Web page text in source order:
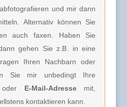
und mir dann
Alternativ können Sie
auch faxen. Haben Sie
gehen Sie z.B. in eine
Ihren Nachbarn oder
Sie mir unbedingt Ihre
E-Mail-Adressemit,
kontaktieren kann.